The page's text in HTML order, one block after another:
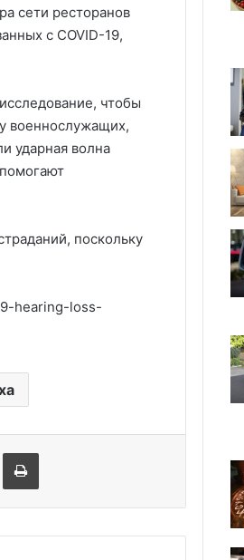
сети ресторанов
с COVID-19,
чтобы
военнослужащих,
ударная волна
поскольку
hearing-loss-
правильная
применение